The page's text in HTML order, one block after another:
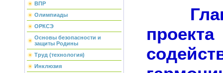
ВПР
Олимпиады
ОРКСЭ
Основы безопасности и
защиты Родины
Труд (технология)
Инклюзия